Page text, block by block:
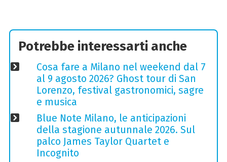
Potrebbe interessarti anche
Cosa fare a Milano nel weekend dal 7
al 9 agosto 2026? Ghost tour di San
Lorenzo, festival gastronomici, sagre
e musica
Blue Note Milano, le anticipazioni
della stagione autunnale 2026. Sul
palco James Taylor Quartet e
Incognito